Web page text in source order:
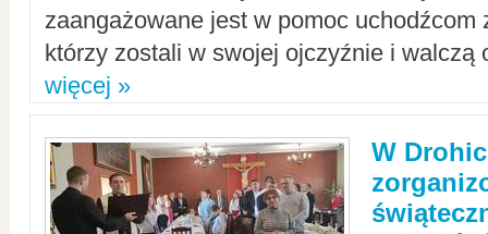
zaangażowane jest w pomoc uchodźcom
którzy zostali w swojej ojczyźnie i walczą
więcej »
W